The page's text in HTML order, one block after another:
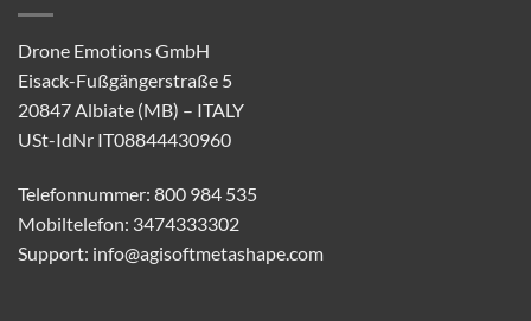
Drone Emotions GmbH
Eisack-Fußgängerstraße 5
20847 Albiate (MB) – ITALY
USt-IdNr IT08844430960
Telefonnummer: 800 984 535
Mobiltelefon: 3474333302
Support: info@agisoftmetashape.com